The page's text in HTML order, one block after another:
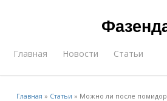
Главная Новости Статьи
Главная » Статьи » Можно ли после